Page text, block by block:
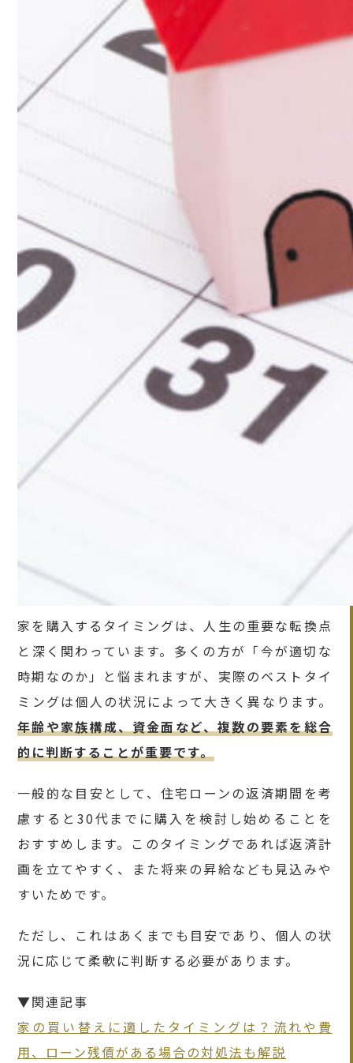
家を購入するタイミングは、人生の重要な転換点
と深く関わっています。多くの方が「今が適切な
時期なのか」と悩まれますが、実際のベストタイ
ミングは個人の状況によって大きく異なります。
年齢や家族構成、資金面など、複数の要素を総合
的に判断することが重要です。
一般的な目安として、住宅ローンの返済期間を考
慮すると30代までに購入を検討し始めることを
おすすめします。このタイミングであれば返済計
画を立てやすく、また将来の昇給なども見込みや
すいためです。
ただし、これはあくまでも目安であり、個人の状
況に応じて柔軟に判断する必要があります。
▼関連記事
家の買い替えに適したタイミングは？流れや費
用、ローン残債がある場合の対処法も解説